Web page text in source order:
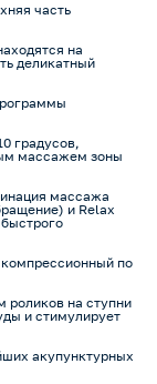
часть
на
деликатный
градусов,
массажем зоны
массажа
и Relax
по
роликов на ступни
и стимулирует
акупунктурных